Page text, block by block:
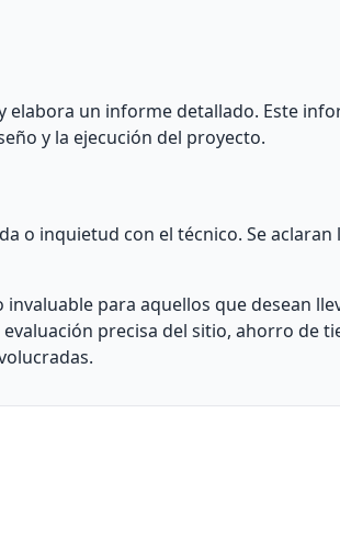
elabora un informe detallado. Este
y la ejecución del proyecto.
o inquietud con el técnico. Se aclaran
para aquellos que desean
precisa del sitio, ahorro de